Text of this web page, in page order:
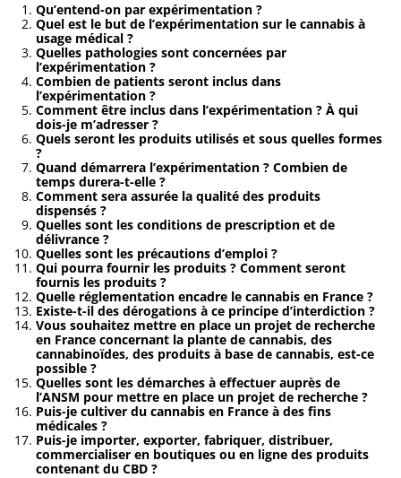
Qu’entend-on par expérimentation ?
Quel est le but de l’expérimentation sur le cannabis à
usage médical ?
Quelles pathologies sont concernées par
l’expérimentation ?
Combien de patients seront inclus dans
l’expérimentation ?
Comment être inclus dans l’expérimentation ? À qui
dois-je m’adresser ?
Quels seront les produits utilisés et sous quelles formes
?
Quand démarrera l’expérimentation ? Combien de
temps durera-t-elle ?
Comment sera assurée la qualité des produits
dispensés ?
Quelles sont les conditions de prescription et de
délivrance ?
Quelles sont les précautions d’emploi ?
Qui pourra fournir les produits ? Comment seront
fournis les produits ?
Quelle réglementation encadre le cannabis en France ?
Existe-t-il des dérogations à ce principe d’interdiction ?
Vous souhaitez mettre en place un projet de recherche
en France concernant la plante de cannabis, des
cannabinoïdes, des produits à base de cannabis, est-ce
possible ?
Quelles sont les démarches à effectuer auprès de
l’ANSM pour mettre en place un projet de recherche ?
Puis-je cultiver du cannabis en France à des fins
médicales ?
Puis-je importer, exporter, fabriquer, distribuer,
commercialiser en boutiques ou en ligne des produits
contenant du CBD ?